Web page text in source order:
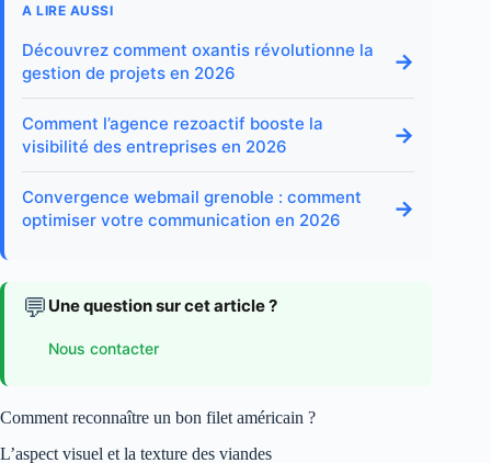
A LIRE AUSSI
Découvrez comment oxantis révolutionne la
gestion de projets en 2026
→
Comment l’agence rezoactif booste la
visibilité des entreprises en 2026
→
Convergence webmail grenoble : comment
optimiser votre communication en 2026
→
💬 Une question sur cet article ?
Nous contacter
Comment reconnaître un bon filet américain ?
L’aspect visuel et la texture des viandes